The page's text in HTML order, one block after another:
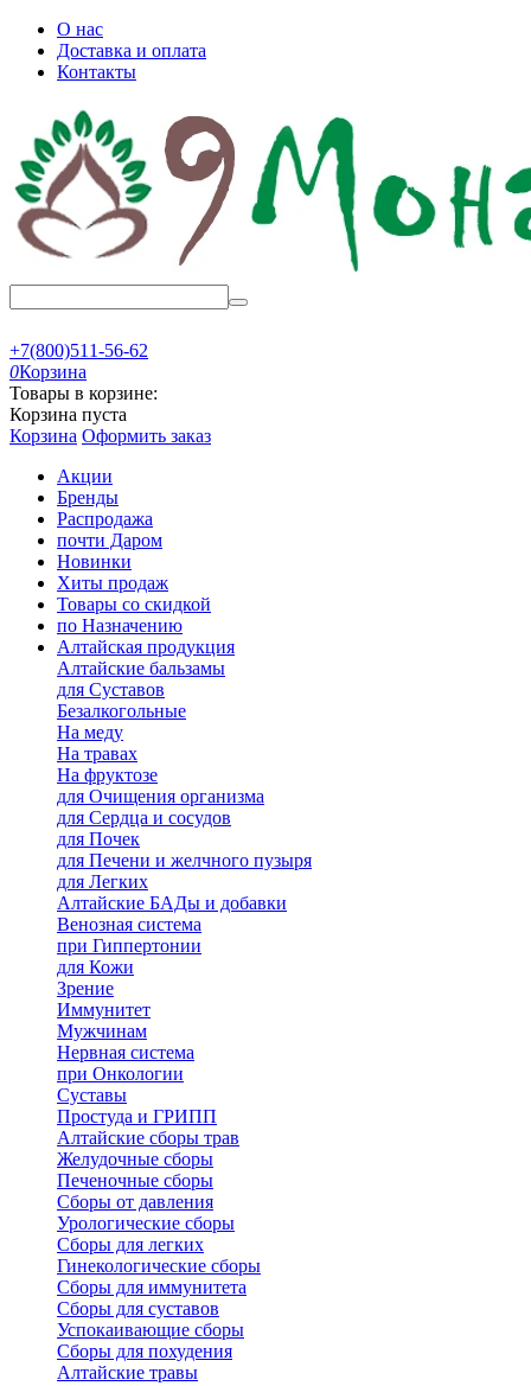
О нас
Доставка и оплата
Контакты
+7(800)511-56-62
0Корзина
Товары в корзине:
Корзина пуста
Корзина Оформить заказ
Акции
Бренды
Распродажа
почти Даром
Новинки
Хиты продаж
Товары со скидкой
по Назначению
Алтайская продукция
Алтайские бальзамы
для Суставов
Безалкогольные
На меду
На травах
На фруктозе
для Очищения организма
для Сердца и сосудов
для Почек
для Печени и желчного пузыря
для Легких
Алтайские БАДы и добавки
Венозная система
при Гиппертонии
для Кожи
Зрение
Иммунитет
Мужчинам
Нервная система
при Онкологии
Суставы
Простуда и ГРИПП
Алтайские сборы трав
Желудочные сборы
Печеночные сборы
Сборы от давления
Урологические сборы
Сборы для легких
Гинекологические сборы
Сборы для иммунитета
Сборы для суставов
Успокаивающие сборы
Сборы для похудения
Алтайские травы